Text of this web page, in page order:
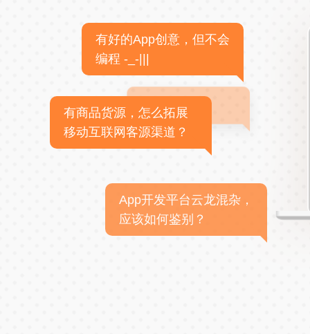
有好的App创意，但不会
编程 -_-|||
有商品货源，怎么拓展
移动互联网客源渠道？
App开发平台云龙混杂，
应该如何鉴别？